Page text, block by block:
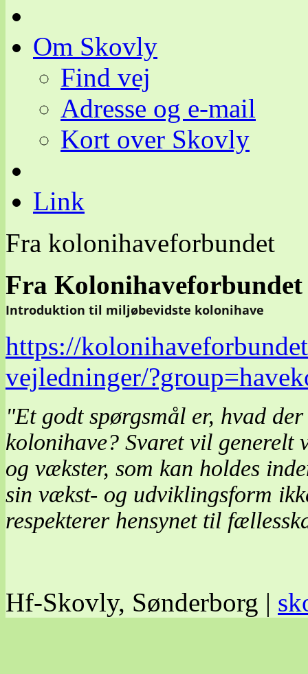
Om Skovly
Find vej
Adresse og e-mail
Kort over Skovly
Link
Fra kolonihaveforbundet
Fra Kolonihaveforbundet
Introduktion til miljøbevidste kolonihave
https://
vejledninger/
"Et godt spørgsmål er, hvad
kolonihave? Svaret vil
og vækster, som kan holdes
sin vækst- og udviklingsform
respekterer hensynet til
Hf-Skovly, Sønderborg |